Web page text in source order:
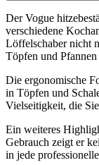
Der Vogue
verschiedene
Löffelschaber nicht
Töpfen und Pfannen
Die ergonomische
in Töpfen und
Vielseitigkeit, die
Ein weiteres
Gebrauch zeigt er
in jede